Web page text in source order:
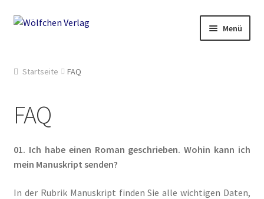
Zur
Springe
Menü
AGB
Anthologien
Startseite FAQ
FAQ
01. Ich habe einen Roman geschrieben. Wohin kann ich
mein Manuskript senden?
In der Rubrik Manuskript finden Sie alle wichtigen Daten,